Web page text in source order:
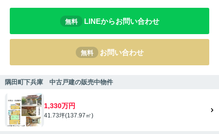
無料 LINEからお問い合わせ
無料 お問い合わせ
隅田町下兵庫 中古戸建の販売中物件
1,330万円
41.73坪(137.97㎡)